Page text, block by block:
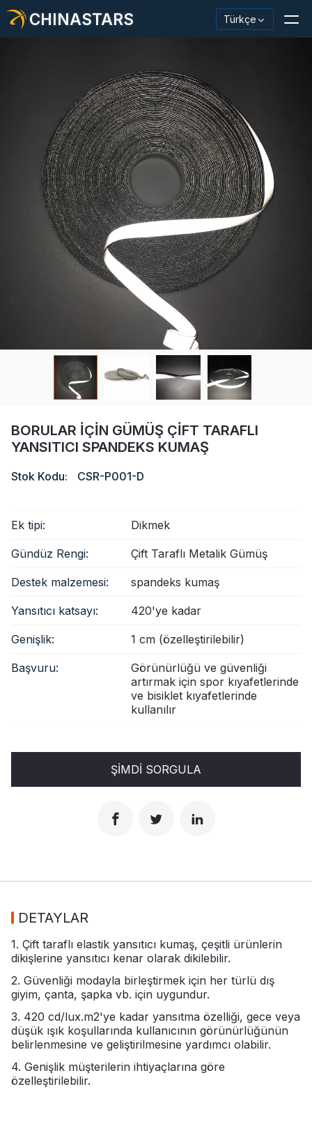
CHINASTARS Türkçe
Yansıtıcı Malzeme / Bant
Moda Yansıtıcı Kumaş
Güvenlik Kıyafetleri
Karanlıkta Parlayan Malzeme
Endüstriyel Yıkama Trimi
CHINASTARS Hakkında
Katalog
BORULAR IÇIN GÜMÜŞ ÇIFT TARAFLI
YANSITICI SPANDEKS KUMAŞ
Stok Kodu: CSR-P001-D
Ek tipi: Dikmek
Gündüz Rengi: Çift Taraflı Metalik Gümüş
Destek malzemesi: spandeks kumaş
Yansıtıcı katsayı: 420'ye kadar
Genişlik: 1 cm (özelleştirilebilir)
Başvuru:
Görünürlüğü ve güvenliği
artırmak için spor kıyafetlerinde
ve bisiklet kıyafetlerinde
kullanılır
ŞIMDI SORGULA
DETAYLAR
1. Çift taraflı elastik yansıtıcı kumaş, çeşitli ürünlerin
dikişlerine yansıtıcı kenar olarak dikilebilir.
2. Güvenliği modayla birleştirmek için her türlü dış
giyim, çanta, şapka vb. için uygundur.
3. 420 cd/lux.m2'ye kadar yansıtma özelliği, gece veya
düşük ışık koşullarında kullanıcının görünürlüğünün
belirlenmesine ve geliştirilmesine yardımcı olabilir.
4. Genişlik müşterilerin ihtiyaçlarına göre
özelleştirilebilir.